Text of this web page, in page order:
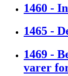
1460 -
1465 -
1469 -
varer